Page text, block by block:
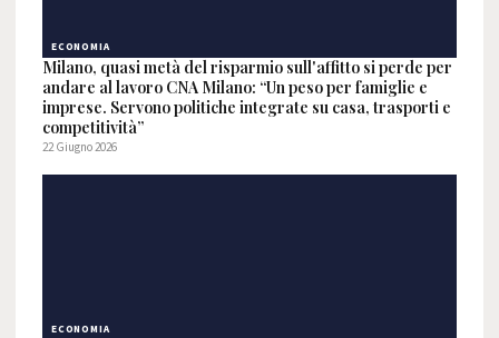
ECONOMIA
Milano, quasi metà del risparmio sull'affitto si perde per
andare al lavoro CNA Milano: “Un peso per famiglie e
imprese. Servono politiche integrate su casa, trasporti e
competitività”
22 Giugno 2026
ECONOMIA